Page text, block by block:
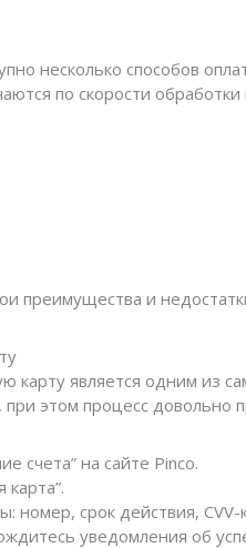
несколько способов
по скорости
преимущества и
карту является одним из
при этом процесс довольно
счета” на сайте Pinco.
номер, срок действия, CVV-
уведомления об